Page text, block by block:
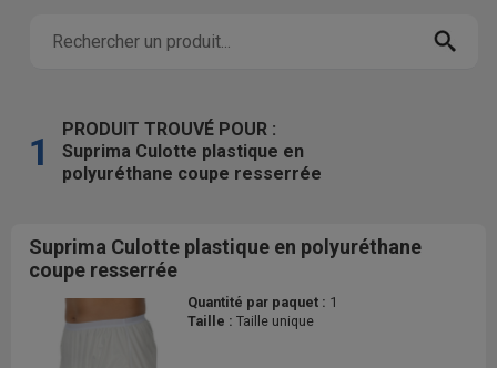
1
PRODUIT TROUVÉ POUR :
Suprima Culotte plastique en
polyuréthane coupe resserrée
Suprima Culotte plastique en polyuréthane
coupe resserrée
Quantité par paquet : 1
Taille : Taille unique